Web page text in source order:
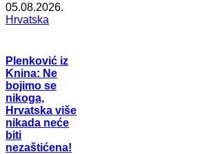
05.08.2026.
Hrvatska
Plenković iz
Knina: Ne
bojimo se
nikoga,
Hrvatska više
nikada neće
biti
nezaštićena!